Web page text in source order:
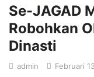
Se-JAGAD
Robohkan
Dinasti
admin Februari